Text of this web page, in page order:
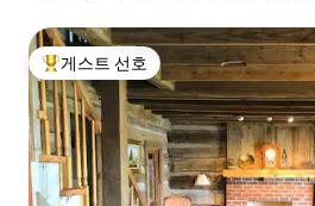
상위 게스트 선호
게스트 선호